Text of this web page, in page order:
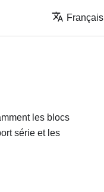
Français
les blocs
série et les